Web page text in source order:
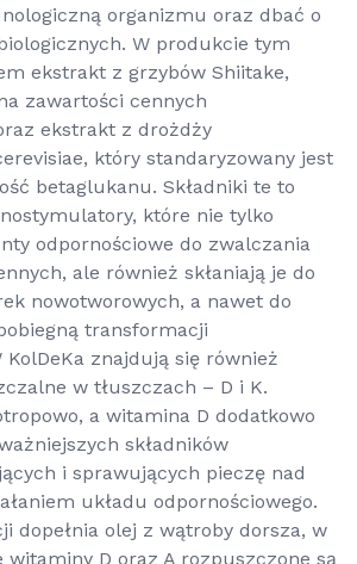
organizmu oraz dbać o
W produkcie tym
ekstrakt z grzybów Shiitake,
zawartości cennych
ekstrakt z drożdży
, który standaryzowany jest
betaglukanu. Składniki te to
które nie tylko
odpornościowe do zwalczania
ale również skłaniają je do
nowotworowych, a nawet do
transformacji
KolDeKa znajdują się również
w tłuszczach – D i K.
a witamina D dodatkowo
składników
i sprawujących pieczę nad
układu odpornościowego.
dopełnia olej z wątroby dorsza, w
D oraz A rozpuszczone są